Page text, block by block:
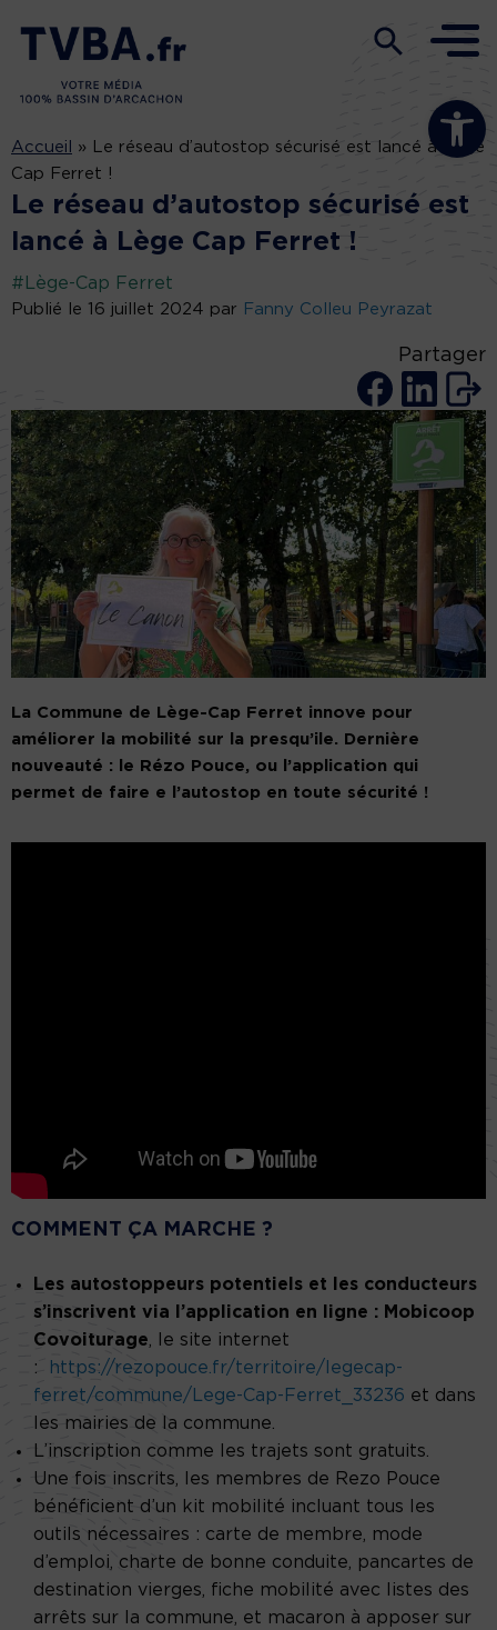
Ouvrir la
Accueil »
Le réseau d’autostop sécurisé est lancé à Lège
Cap Ferret !
Le réseau d’autostop sécurisé est
lancé à Lège Cap Ferret !
#Lège-Cap Ferret
Publié le 16 juillet 2024 par Fanny Colleu Peyrazat
Partager
La Commune de Lège-Cap Ferret innove pour
améliorer la mobilité sur la presqu’ile. Dernière
nouveauté : le Rézo Pouce, ou l’application qui
permet de faire e l’autostop en toute sécurité !
COMMENT ÇA MARCHE ?
Les autostoppeurs potentiels et les conducteurs
s’inscrivent via l’application en ligne : Mobicoop
Covoiturage, le site internet
:
https://rezopouce.fr/territoire/legecap-
ferret/commune/Lege-Cap-Ferret_33236 et dans
les mairies de la commune.
L’inscription comme les trajets sont gratuits.
Une fois inscrits, les membres de Rezo Pouce
bénéficient d’un kit mobilité incluant tous les
outils nécessaires : carte de membre, mode
d’emploi, charte de bonne conduite, pancartes de
destination vierges, fiche mobilité avec listes des
arrêts sur la commune, et macaron à apposer sur